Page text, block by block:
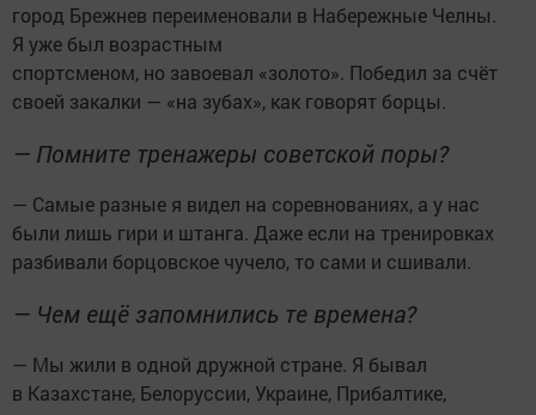
город Брежнев переименовали в Набережные Челны.
Я уже был возрастным
спортсменом, но завоевал «золото». Победил за счёт
своей закалки — «на зубах», как говорят борцы.
— Помните тренажеры советской поры?
— Самые разные я видел на соревнованиях, а у нас
были лишь гири и штанга. Даже если на тренировках
разбивали борцовское чучело, то сами и сшивали.
— Чем ещё запомнились те времена?
— Мы жили в одной дружной стране. Я бывал
в Казахстане, Белоруссии, Украине, Прибалтике,